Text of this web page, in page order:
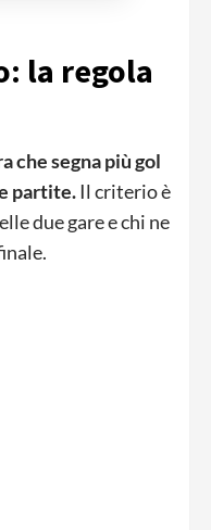
la regola
che segna più gol
partite.Il criterio è
due gare e chi ne